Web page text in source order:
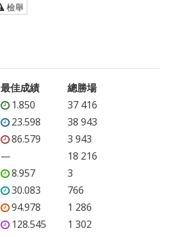
檢舉
最佳成績
總勝場
1.850
37 416
23.598
38 943
86.579
3 943
—
18 216
8.957
3
30.083
766
94.978
1 286
128.545
1 302